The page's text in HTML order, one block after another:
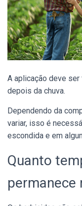
A aplicação deve
depois da chuva.
Dependendo da
variar, isso é
escondida e em
Quanto
permanece